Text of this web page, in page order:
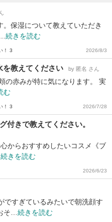
保湿について教えていただき
続きを読む
！ 3 2026/8/3
を教えてください by 匿名 さん
の赤みが特に気になります。 実
む
！ 3 2026/7/28
付きで教えてください。
からおすすめしたいコスメ《ブ
続きを読む
2026/6/23
ですぎているみたいで朝洗顔す
そ… 続きを読む